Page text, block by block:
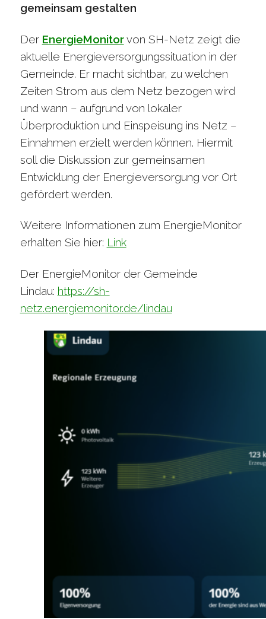
gemeinsam gestalten
Der EnergieMonitorvon SH-Netz zeigt die
aktuelle Energieversorgungssituation in der
Gemeinde. Er macht sichtbar, zu welchen
Zeiten Strom aus dem Netz bezogen wird
und wann – aufgrund von lokaler
Überproduktion und Einspeisung ins Netz –
Einnahmen erzielt werden können. Hiermit
soll die Diskussion zur gemeinsamen
Entwicklung der Energieversorgung vor Ort
gefördert werden.
Weitere Informationen zum EnergieMonitor
erhalten Sie hier: Link
Der EnergieMonitor der Gemeinde
Lindau: https://sh-
netz.energiemonitor.de/lindau